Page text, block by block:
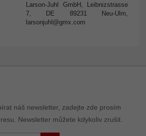
Larson-Juhl GmbH, Leibnizstrasse
7, DE 89231 Neu-Ulm,
larsonjuhl@gmx.com
náš newsletter, zadejte zde prosím
Newsletter můžete kdykoliv zrušit.